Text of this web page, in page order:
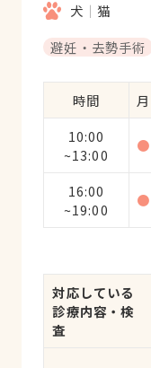
犬
猫
避妊・去勢手術
時間 月
10:00
~13:00
●
16:00
~19:00
●
対応している
診療内容・検
査